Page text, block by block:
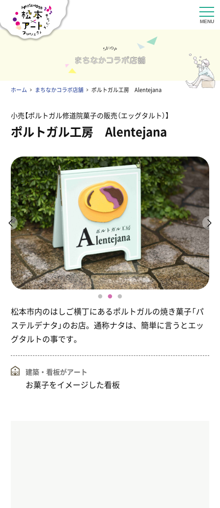
ホーム まちなかコラボ店舗 ポルトガル工房 Alentejana
小売 ポルトガル修道院菓子の販売（エッグタルト）
ポルトガル工房 Alentejana
松本市内のはしご横丁にあるポルトガルの焼き菓子「パ
ステルデナタ」のお店。通称ナタは、簡単に言うとエッ
グタルトの事です。
建築・看板がアート
お菓子をイメージした看板